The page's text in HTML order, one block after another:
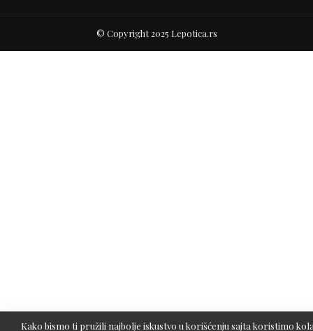
© Copyright 2025 Lepotica.rs
Kako bismo ti pružili najbolje iskustvo u korišćenju sajta koristimo